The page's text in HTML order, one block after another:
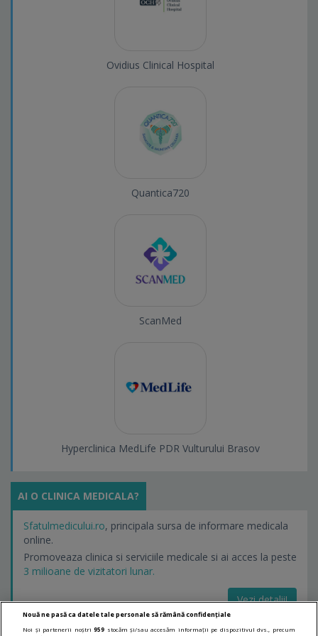
Ovidius Clinical Hospital
Quantica720
ScanMed
Hyperclinica MedLife PDR Vulturului Brasov
AI O CLINICA MEDICALA?
Sfatulmedicului.ro, principala sursa de informare medicala
online.
Promoveaza clinica si serviciile medicale si ai acces la peste
3 milioane de vizitatori lunar.
Vezi detalii!
Nouă ne pasă ca datele tale personale să rămână confidențiale
Noi și partenerii noștri959 stocăm și/sau accesăm informații pe dispozitivul dvs., precum